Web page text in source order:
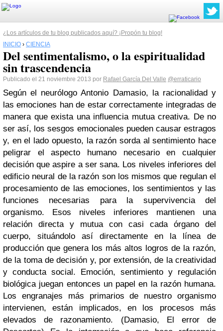
¿Los artículos de tu blog publicados aquí? ¡Propón tu blog!
INICIO › CIENCIA
Del sentimentalismo, o la espiritualidad
sin trascendencia
Publicado el 21 noviembre 2013 por Rafael García Del Valle @erraticario
Según el neurólogo Antonio Damasio, la racionalidad y
las emociones han de estar correctamente integradas de
manera que exista una influencia mutua creativa. De no
ser así, los sesgos emocionales pueden causar estragos
y, en el lado opuesto, la razón sorda al sentimiento hace
peligrar el aspecto humano necesario en cualquier
decisión que aspire a ser sana. Los niveles inferiores del
edificio neural de la razón son los mismos que regulan el
procesamiento de las emociones, los sentimientos y las
funciones necesarias para la supervivencia del
organismo. Esos niveles inferiores mantienen una
relación directa y mutua con casi cada órgano del
cuerpo, situándolo así directamente en la línea de
producción que genera los más altos logros de la razón,
de la toma de decisión y, por extensión, de la creatividad
y conducta social. Emoción, sentimiento y regulación
biológica juegan entonces un papel en la razón humana.
Los engranajes más primarios de nuestro organismo
intervienen, están implicados, en los procesos más
elevados de razonamiento. (Damasio, El error de